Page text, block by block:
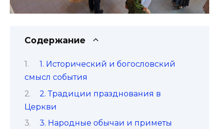
Содержание
1. Исторический и богословский
смысл события
2. Традиции празднования в
Церкви
3. Народные обычаи и приметы